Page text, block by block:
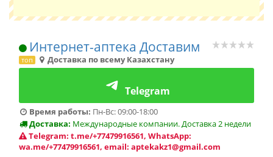
Интернет-аптека Доставим
топ Доставка по всему Казахстану
Telegram
Время работы: Пн-Вс: 09:00-18:00
Доставка: Международные компании. Доставка 2 недели
Telegram: t.me/+77479916561, WhatsApp:
wa.me/+77479916561, email: aptekakz1@gmail.com